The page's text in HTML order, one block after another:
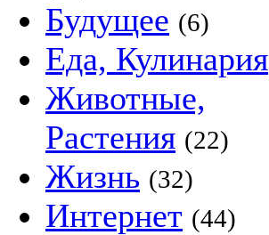
Будущее (6)
Еда, Кулинария
Животные,
Растения (22)
Жизнь (32)
Интернет (44)